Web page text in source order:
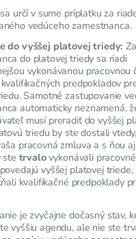
určí v sume príplatku za
vedúceho zamestnanca.
do vyššej platovej triedy:
do platovej triedy sa riadi
vykonávanou pracovnou
predpokladov
Samotné zastupovanie
automaticky neznamená,
musí preradiť do vyššej
triedu by ste dostali
pracovná zmluva a s ňou
ste trvalovykonávali
vyššej platovej triede,
kvalifikačné predpoklady
je zvyčajne dočasný stav,
vyššiu agendu, ale nie ste